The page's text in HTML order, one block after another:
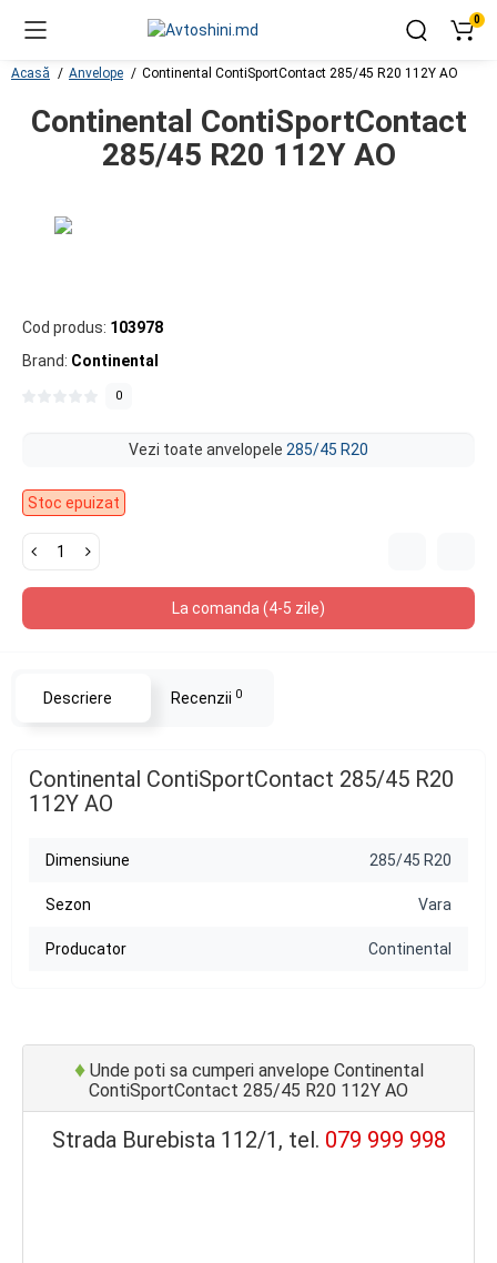
0
Acasă Anvelope Continental ContiSportContact 285/45 R20 112Y AO
Continental ContiSportContact
285/45 R20 112Y AO
Cod produs: 103978
Brand: Continental
0
Vezi toate anvelopele 285/45 R20
Stoc epuizat
La comanda (4-5 zile)
Descriere Recenzii 0
Continental ContiSportContact 285/45 R20
112Y AO
Dimensiune 285/45 R20
Sezon Vara
Producator Continental
♦Unde poti sa cumperi anvelope Continental
ContiSportContact 285/45 R20 112Y AO
Strada Burebista 112/1, tel. 079 999 998